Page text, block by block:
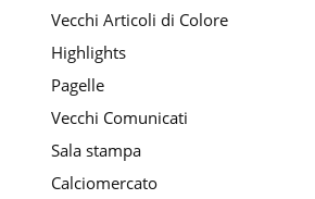
Vecchi Articoli di Colore
Highlights
Pagelle
Vecchi Comunicati
Sala stampa
Calciomercato